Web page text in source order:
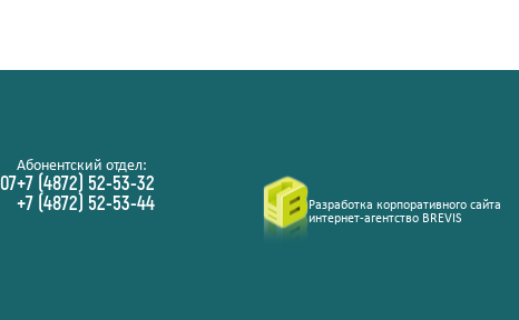
Абонентский отдел:
+7 (4872) 52-53-32
+7 (4872) 52-53-44
Разработка корпоративного сайта
интернет-агентство BREVIS